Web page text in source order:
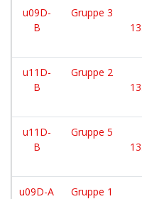
u09D-
B
Gruppe 3
u11D-
B
Gruppe 2
u11D-
B
Gruppe 5
u09D-A Gruppe 1